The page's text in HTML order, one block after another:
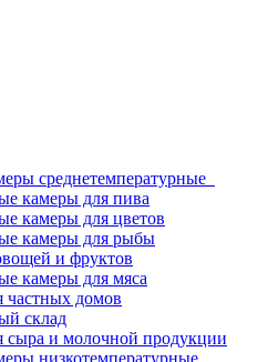
среднетемпературные
камеры для пива
камеры для цветов
камеры для рыбы
и фруктов
камеры для мяса
частных домов
склад
сыра и молочной продукции
низкотемпературные